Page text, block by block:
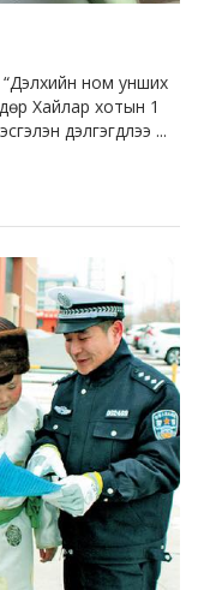
ном унших
Хайлар хотын 1
дэлгэгдлээ ...